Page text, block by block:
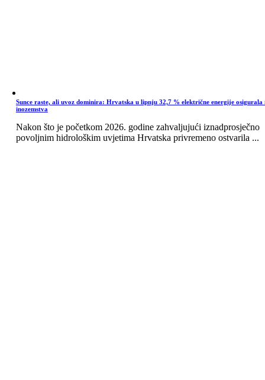
Sunce raste, ali uvoz dominira: Hrvatska u lipnju 32,7 % električne energije osigurala
inozemstva
Nakon što je početkom 2026. godine zahvaljujući iznadprosječno
povoljnim hidrološkim uvjetima Hrvatska privremeno ostvarila ...